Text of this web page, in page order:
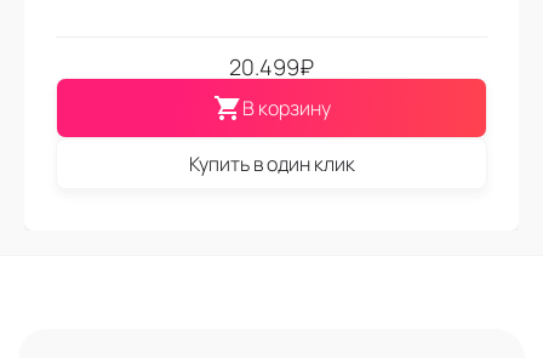
20.499₽
В корзину
Купить в один клик